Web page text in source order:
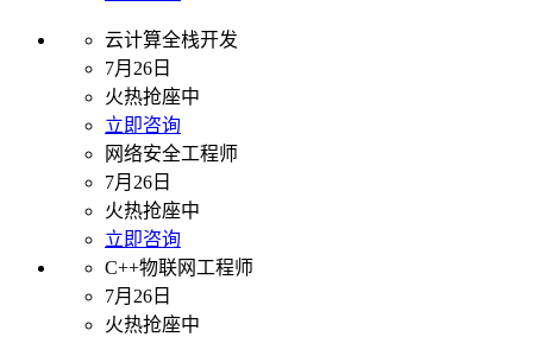
云计算全栈开发
7月26日
火热抢座中
立即咨询
网络安全工程师
7月26日
火热抢座中
立即咨询
C++物联网工程师
7月26日
火热抢座中